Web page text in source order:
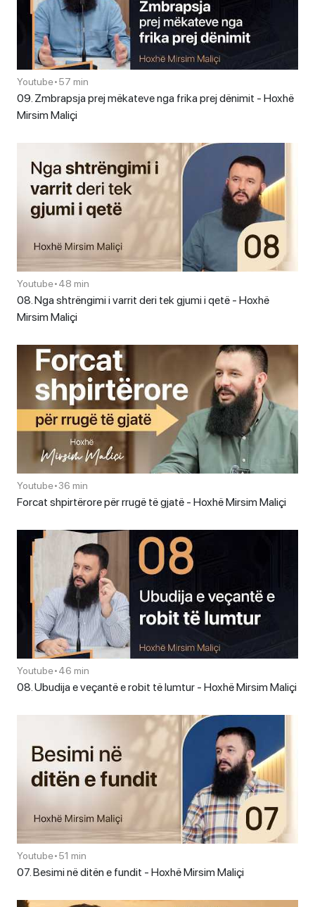
Youtube•57 min
09. Zmbrapsja prej mëkateve nga frika prej dënimit - Hoxhë
Mirsim Maliçi
Youtube•48 min
08. Nga shtrëngimi i varrit deri tek gjumi i qetë - Hoxhë
Mirsim Maliçi
Youtube•36 min
Forcat shpirtërore për rrugë të gjatë - Hoxhë Mirsim Maliçi
Youtube•46 min
08. Ubudija e veçantë e robit të lumtur - Hoxhë Mirsim Maliçi
Youtube•51 min
07. Besimi në ditën e fundit - Hoxhë Mirsim Maliçi